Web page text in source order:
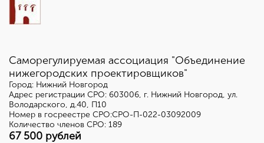
Саморегулируемая ассоциация "Объединение
нижегородских проектировщиков"
Город: Нижний Новгород
Адрес регистрации СРО: 603006, г. Нижний Новгород, ул.
Володарского, д.40, П10
Номер в госреестре СРО:СРО-П-022-03092009
Количество членов СРО: 189
67 500 рублей